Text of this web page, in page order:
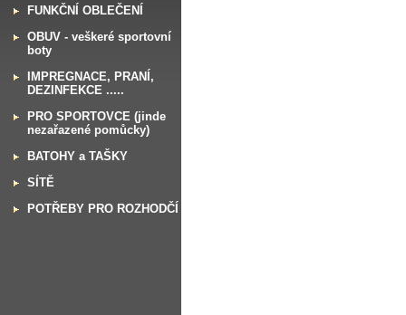
FUNKČNÍ OBLEČENÍ
OBUV - veškeré sportovní
boty
MPREGNACE, PRANÍ,
DEZINFEKCE .....
PRO SPORTOVCE (jinde
nezařazené pomůcky)
BATOHY a TAŠKY
S ÍTĚ
POTŘEBY PRO ROZHODČÍ